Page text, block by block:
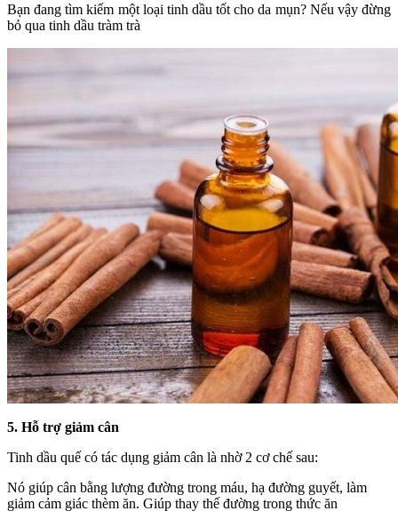
Bạn đang tìm kiếm một loại tinh dầu tốt cho da mụn? Nếu vậy đừng
bỏ qua tinh dầu tràm trà
5. Hỗ trợ giảm cân
Tinh dầu quế có tác dụng giảm cân là nhờ 2 cơ chế sau:
Nó giúp cân bằng lượng đường trong máu, hạ đường guyết, làm
giảm cảm giác thèm ăn. Giúp thay thế đường trong thức ăn